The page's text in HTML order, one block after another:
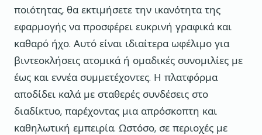
ποιότητας, θα εκτιμήσετε την ικανότητα της
εφαρμογής να προσφέρει ευκρινή γραφικά και
καθαρό ήχο. Αυτό είναι ιδιαίτερα ωφέλιμο για
βιντεοκλήσεις ατομικά ή ομαδικές συνομιλίες με
έως και εννέα συμμετέχοντες. Η πλατφόρμα
αποδίδει καλά με σταθερές συνδέσεις στο
διαδίκτυο, παρέχοντας μια απρόσκοπτη και
καθηλωτική εμπειρία. Ωστόσο, σε περιοχές με